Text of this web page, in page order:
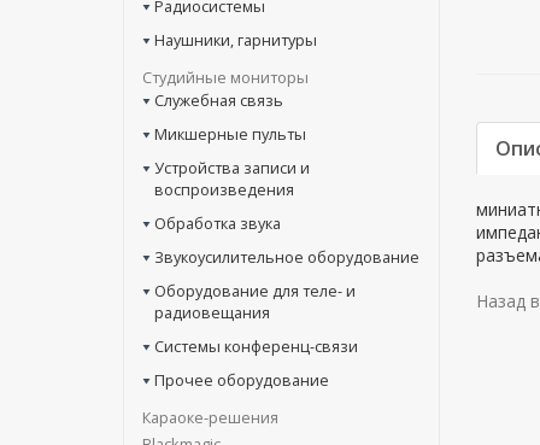
Радиосистемы
Наушники, гарнитуры
Студийные мониторы
Служебная связь
Микшерные пульты
Устройства записи и
воспроизведения
Обработка звука
Звукоусилительное оборудование
Оборудование для теле- и
радиовещания
Системы конференц-связи
Прочее оборудование
Караоке-решения
Назад